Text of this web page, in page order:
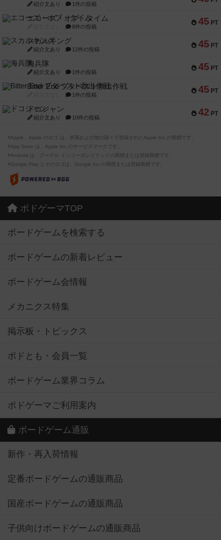
紹介文あり 1件の投稿
45 PT
エコーズ・オブ・タイム
8件の投稿
45 PT
スカルキング
紹介文あり 12件の投稿
45 PT
海兵隊
紹介文あり 1件の投稿
45 PT
Bitter End ブタペスト救出作戦
1件の投稿
42 PT
ドコジャン
紹介文あり 10件の投稿
※Apple、Apple のロゴ は、米国および他の国々で登録されたApple Inc.の商標です。
※App Store は、Apple Inc.のサービスマークです。
※Android は、グーグル インコーポレイテッドの商標または登録商標です。
※Google Play とそのロゴは、Google Inc.の商標または登録商標です。
ボドゲーマTOP
ボードゲームを検索する
ボードゲームの新着レビュー
ボードゲーム会情報
メカニクス特集
掲示板・トピックス
ボドとも・会員一覧
ボードゲーム業界コラム
ボドゲーマご利用案内
ボードゲーム通販
新作・再入荷情報
定番ボードゲームの通販商品
国産ボードゲームの通販商品
子供向けボードゲームの通販商品